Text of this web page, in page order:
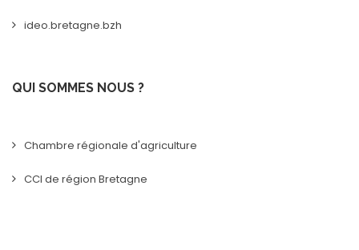
ideo.bretagne.bzh
QUI SOMMES NOUS ?
Chambre régionale d'agriculture
CCI de région Bretagne